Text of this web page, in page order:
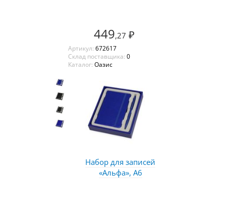
449,27 ₽
Артикул: 672617
Склад поставщика: 0
Каталог: Оазис
Набор для записей
«Альфа», А6